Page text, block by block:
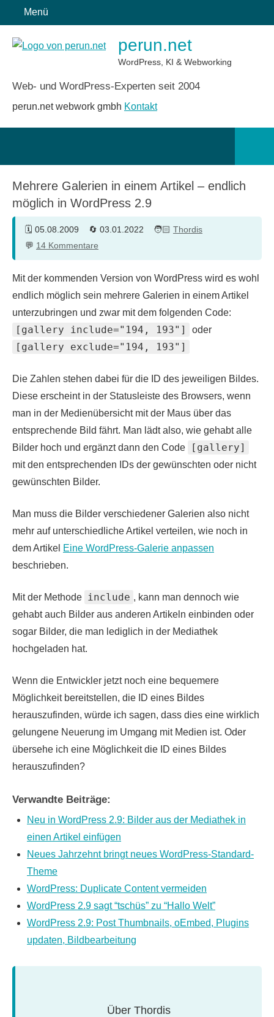
Inhalt
springen
Menü
perun.net
WordPress, KI & Webworking
Web- und WordPress-Experten seit 2004
perun.net webwork gmbh Kontakt
Mehrere Galerien in einem Artikel – endlich
möglich in WordPress 2.9
05.08.2009 03.01.2022
Thordis
14 Kommentare
Mit der kommenden Version von WordPress wird es wohl
endlich möglich sein mehrere Galerien in einem Artikel
unterzubringen und zwar mit dem folgenden Code:
[gallery include="194, 193"] oder
[gallery exclude="194, 193"]
Die Zahlen stehen dabei für die ID des jeweiligen Bildes.
Diese erscheint in der Statusleiste des Browsers, wenn
man in der Medienübersicht mit der Maus über das
entsprechende Bild fährt. Man lädt also, wie gehabt alle
Bilder hoch und ergänzt dann den Code
[gallery]
mit den entsprechenden IDs der gewünschten oder nicht
gewünschten Bilder.
Man muss die Bilder verschiedener Galerien also nicht
mehr auf unterschiedliche Artikel verteilen, wie noch in
dem Artikel Eine WordPress-Galerie anpassen
beschrieben.
Mit der Methode include , kann man dennoch wie
gehabt auch Bilder aus anderen Artikeln einbinden oder
sogar Bilder, die man lediglich in der Mediathek
hochgeladen hat.
Wenn die Entwickler jetzt noch eine bequemere
Möglichkeit bereitstellen, die ID eines Bildes
herauszufinden, würde ich sagen, dass dies eine wirklich
gelungene Neuerung im Umgang mit Medien ist. Oder
übersehe ich eine Möglichkeit die ID eines Bildes
herauszufinden?
Verwandte Beiträge:
Neu in WordPress 2.9: Bilder aus der Mediathek in
einen Artikel einfügen
Neues Jahrzehnt bringt neues WordPress-Standard-
Theme
WordPress: Duplicate Content vermeiden
WordPress 2.9 sagt “tschüs” zu “Hallo Welt”
WordPress 2.9: Post Thumbnails, oEmbed, Plugins
updaten, Bildbearbeitung
Über Thordis